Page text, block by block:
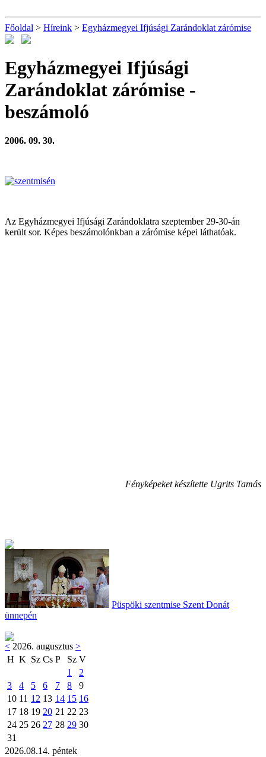
Főoldal > Híreink > Egyházmegyei Ifjúsági Zarándoklat zárómise
Egyházmegyei Ifjúsági
Zarándoklat zárómise -
beszámoló
2006. 09. 30.
Az Egyházmegyei Ifjúsági Zarándoklatra szeptember 29-30-án
került sor. Képes beszámolónkban a zárómise képei láthatóak.
Fényképeket készítette Ugrits Tamás
Püspöki szentmise Szent Donát
ünnepén
< 2026. augusztus >
H K Sz Cs P Sz V
1
2
3
4 5 6 7 8
9
10 11 12 13 14 15 16
17 18 19 20 21 22 23
24 25 26 27 28 29 30
31
2026.08.14. péntek